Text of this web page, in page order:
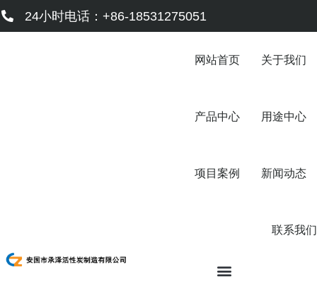
至
24小时电话：+86-18531275051
网站首页 关于我们
产品中心 用途中心
项目案例 新闻动态
联系我们